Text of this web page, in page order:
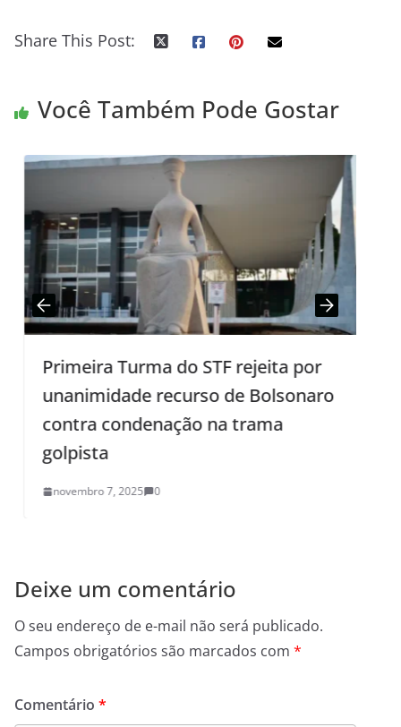
Share This Post:
Você Também Pode Gostar
Primeira Turma do STF rejeita por
unanimidade recurso de Bolsonaro
contra condenação na trama
golpista
novembro 7, 2025 0
Deixe um comentário
O seu endereço de e-mail não será publicado.
Campos obrigatórios são marcados com *
Comentário *